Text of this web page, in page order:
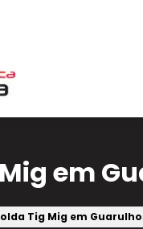
em
Tig Mig em